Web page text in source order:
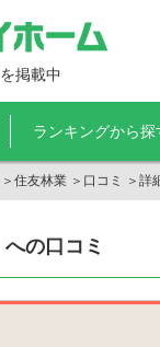
掲載中
ランキングから探
＞ 住友林業 ＞ 口コミ ＞ 詳
への口コミ